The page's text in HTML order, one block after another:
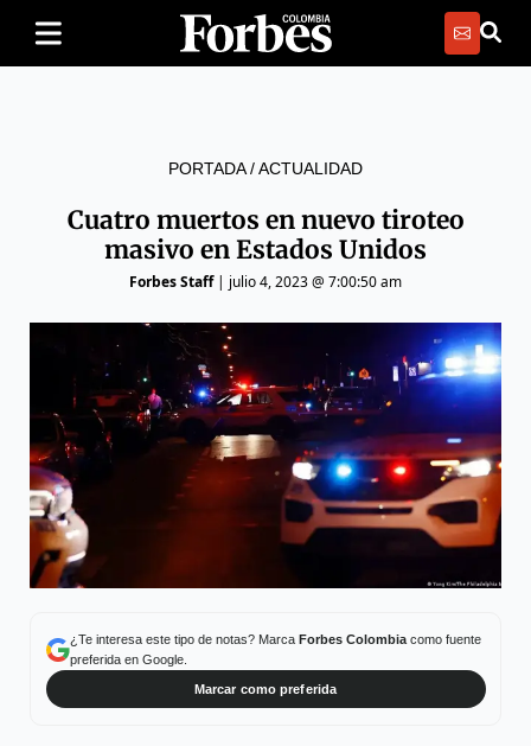
PORTADA/ACTUALIDAD
Cuatro muertos en nuevo tiroteo
masivo en Estados Unidos
Forbes Staff| julio 4, 2023 @ 7:00:50 am
¿Te interesa este tipo de notas? Marca Forbes Colombiacomo fuente
preferida en Google.
Marcar como preferida